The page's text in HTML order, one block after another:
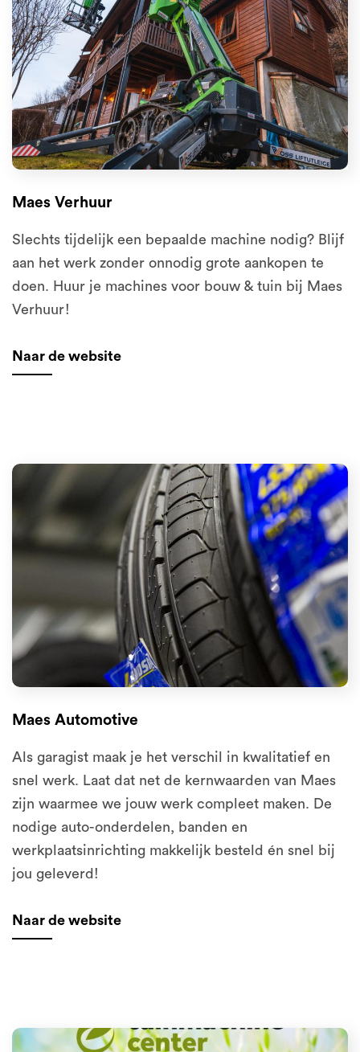
Maes Verhuur
Slechts tijdelijk een bepaalde machine nodig? Blijf
aan het werk zonder onnodig grote aankopen te
doen. Huur je machines voor bouw & tuin bij Maes
Verhuur!
Naar de website
Maes Automotive
Als garagist maak je het verschil in kwalitatief en
snel werk. Laat dat net de kernwaarden van Maes
zijn waarmee we jouw werk compleet maken. De
nodige auto-onderdelen, banden en
werkplaatsinrichting makkelijk besteld én snel bij
jou geleverd!
Naar de website